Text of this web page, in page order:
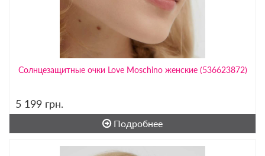
Солнцезащитные очки Love Moschino женские (536623872)
5 199 грн.
Подробнее